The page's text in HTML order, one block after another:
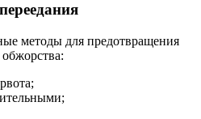
методы для предотвращения